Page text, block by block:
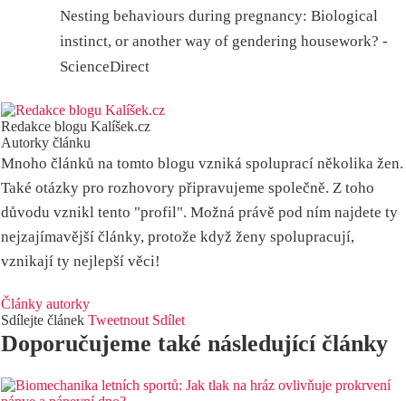
Nesting behaviours during pregnancy: Biological
instinct, or another way of gendering housework? -
ScienceDirect
Redakce blogu Kalíšek.cz
Autorky článku
Mnoho článků na tomto blogu vzniká spoluprací několika žen.
Také otázky pro rozhovory připravujeme společně. Z toho
důvodu vznikl tento "profil". Možná právě pod ním najdete ty
nejzajímavější články, protože když ženy spolupracují,
vznikají ty nejlepší věci!
Články autorky
Sdílejte článek Tweetnout Sdílet
Doporučujeme také následující články